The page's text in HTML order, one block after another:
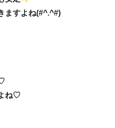
ますよね(#^.^#)
ね♡